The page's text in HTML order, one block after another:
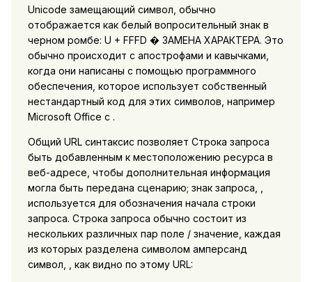
Unicode замещающий символ, обычно
отображается как белый вопросительный знак в
черном ромбе: U + FFFD � ЗАМЕНА ХАРАКТЕРА. Это
обычно происходит с апострофами и кавычками,
когда они написаны с помощью программного
обеспечения, которое использует собственный
нестандартный код для этих символов, например
Microsoft Office с .
Общий URL синтаксис позволяет Строка запроса
быть добавленным к местоположению ресурса в
веб-адресе, чтобы дополнительная информация
могла быть передана сценарию; знак запроса, ,
используется для обозначения начала строки
запроса. Строка запроса обычно состоит из
нескольких различных пар поле / значение, каждая
из которых разделена символом амперсанд
символ, , как видно по этому URL: